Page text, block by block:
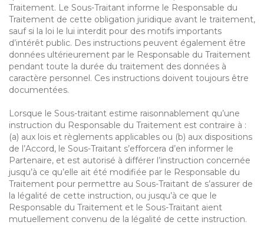
Traitement. Le Sous-Traitant informe le Responsable du
Traitement de cette obligation juridique avant le traitement,
sauf si la loi le lui interdit pour des motifs importants
d’intérêt public. Des instructions peuvent également être
données ultérieurement par le Responsable du Traitement
pendant toute la durée du traitement des données à
caractère personnel. Ces instructions doivent toujours être
documentées.
Lorsque le Sous-traitant estime raisonnablement qu’une
instruction du Responsable du Traitement est contraire à :
(a) aux lois et règlements applicables ou (b) aux dispositions
de l’Accord, le Sous-Traitant s’efforcera d’en informer le
Partenaire, et est autorisé à différer l’instruction concernée
jusqu’à ce qu’elle ait été modifiée par le Responsable du
Traitement pour permettre au Sous-Traitant de s’assurer de
la légalité de cette instruction, ou jusqu’à ce que le
Responsable du Traitement et le Sous-Traitant aient
mutuellement convenu de la légalité de cette instruction.